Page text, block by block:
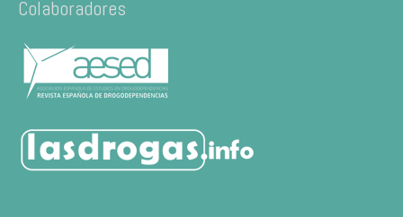
Colaboradores